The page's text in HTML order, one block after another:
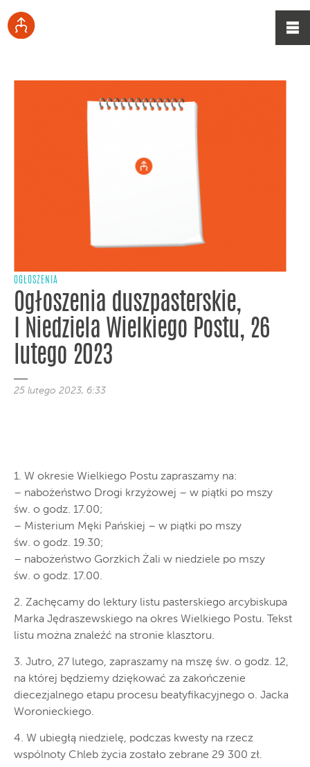
OGŁOSZENIA
Ogłoszenia duszpasterskie,
I Niedziela Wielkiego Postu, 26
lutego 2023
25 lutego 2023, 6:33
1. W okresie Wielkiego Postu zapraszamy na:
– nabożeństwo Drogi krzyżowej – w piątki po mszy
św. o godz. 17.00;
– Misterium Męki Pańskiej – w piątki po mszy
św. o godz. 19.30;
– nabożeństwo Gorzkich Żali w niedziele po mszy
św. o godz. 17.00.
2. Zachęcamy do lektury listu pasterskiego arcybiskupa
Marka Jędraszewskiego na okres Wielkiego Postu. Tekst
listu można znaleźć na stronie klasztoru.
3. Jutro, 27 lutego, zapraszamy na mszę św. o godz. 12,
na której będziemy dziękować za zakończenie
diecezjalnego etapu procesu beatyfikacyjnego o. Jacka
Woronieckiego.
4. W ubiegłą niedzielę, podczas kwesty na rzecz
wspólnoty Chleb życia zostało zebrane 29 300 zł.